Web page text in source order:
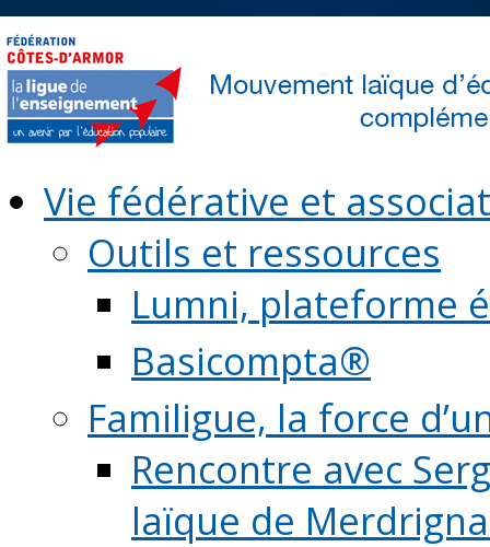
Vie fédérative et
Outils et ressources
Lumni, plateforme
Basicompta®
Familigue, la force
Rencontre avec
laïque de